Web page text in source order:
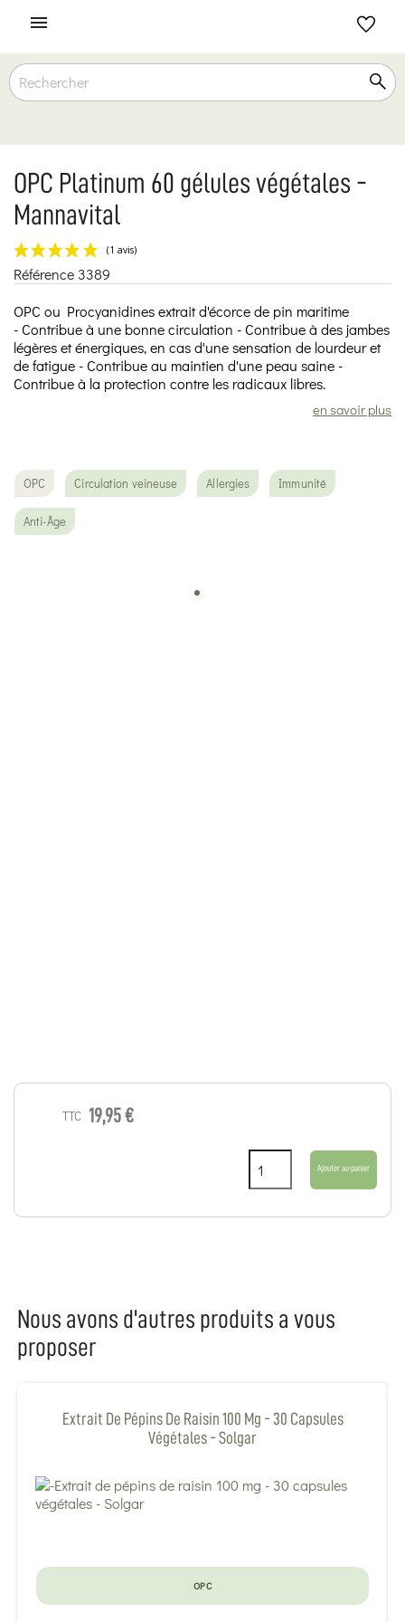

OPC Platinum 60 gélules végétales -
Mannavital
Référence 3389
OPC ou Procyanidines extrait d'écorce de pin maritime
- Contribue à une bonne circulation - Contribue à des jambes
légères et énergiques, en cas d'une sensation de lourdeur et
de fatigue - Contribue au maintien d'une peau saine -
Contribue à la protection contre les radicaux libres.
en savoir plus
OPC Circulation veineuse Allergies Immunité
Anti-Âge
TTC 19,95 €
Ajouter au panier
Nous avons d'autres produits a vous
proposer
Extrait De Pépins De Raisin 100 Mg - 30 Capsules
Végétales - Solgar
OPC